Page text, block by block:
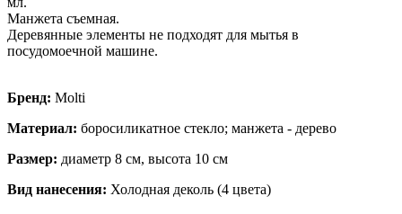
Манжета съемная.
Деревянные элементы не подходят для мытья в
посудомоечной машине.
Бренд: Molti
Материал: боросиликатное стекло; манжета - дерево
Размер: диаметр 8 см, высота 10 см
Вид нанесения: Холодная деколь (4 цвета)